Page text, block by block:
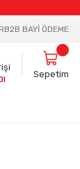
B2B BAYİ ÖDEME
Sepetim